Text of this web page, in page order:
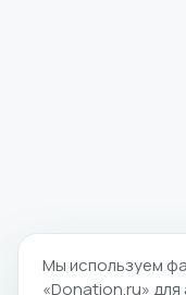
Мы используем
«Donation.ru»